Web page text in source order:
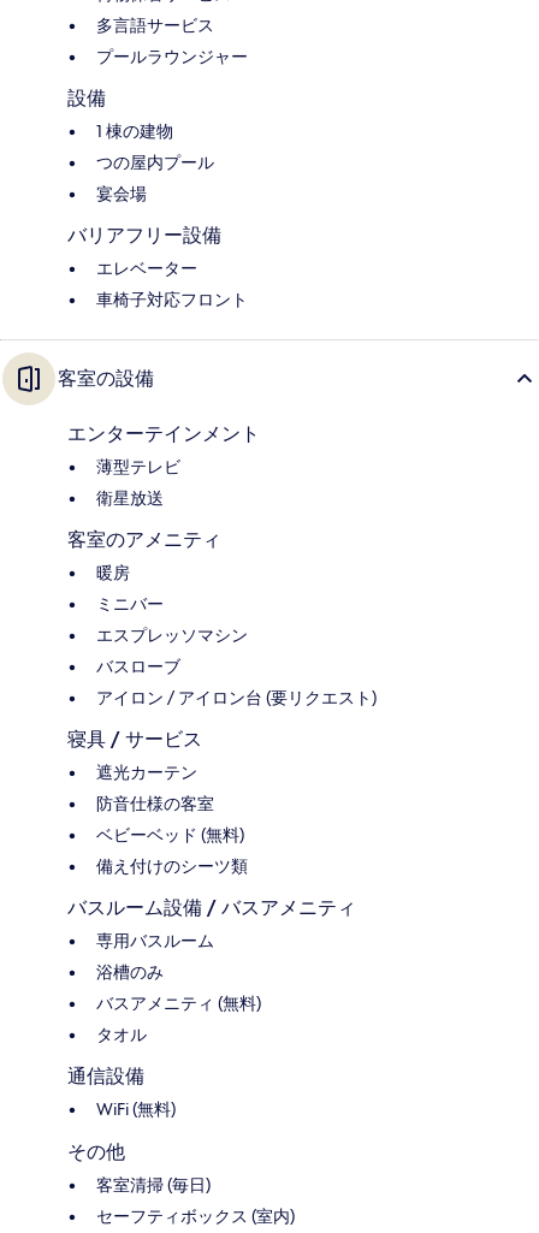
多言語サービス
プールラウンジャー
設備
1 棟の建物
つの屋内プール
宴会場
バリアフリー設備
エレベーター
車椅子対応フロント
客室の設備
エンターテインメント
薄型テレビ
衛星放送
客室のアメニティ
暖房
ミニバー
エスプレッソマシン
バスローブ
アイロン / アイロン台 (要リクエスト)
寝具 / サービス
遮光カーテン
防音仕様の客室
ベビーベッド (無料)
備え付けのシーツ類
バスルーム設備 / バスアメニティ
専用バスルーム
浴槽のみ
バスアメニティ (無料)
タオル
通信設備
WiFi (無料)
その他
客室清掃 (毎日)
セーフティボックス (室内)